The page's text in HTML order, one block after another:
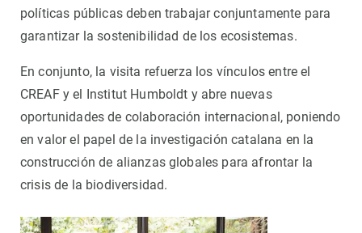
políticas públicas deben trabajar conjuntamente para
garantizar la sostenibilidad de los ecosistemas.
En conjunto, la visita refuerza los vínculos entre el
CREAF y el Institut Humboldt y abre nuevas
oportunidades de colaboración internacional, poniendo
en valor el papel de la investigación catalana en la
construcción de alianzas globales para afrontar la
crisis de la biodiversidad.